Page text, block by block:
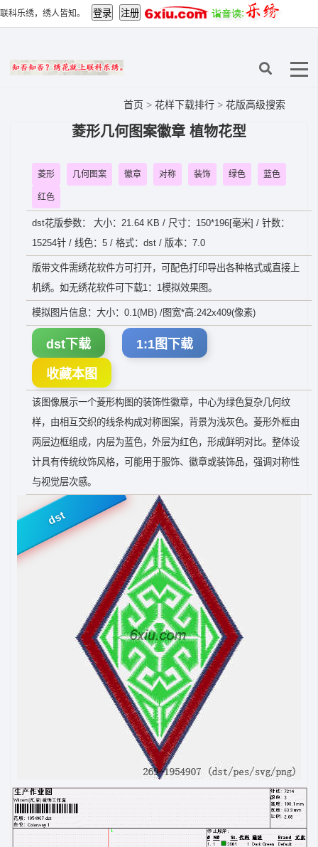
联科乐绣，绣人皆知。
首页 > 花样下载排行 > 花版高级搜索
菱形几何图案徽章 植物花型
菱形 几何图案 徽章 对称 装饰 绿色 蓝色
红色
dst花版参数： 大小：21.64 KB / 尺寸：150*196[毫米] / 针数：
15254针 / 线色：5 / 格式：dst / 版本：7.0
版带文件需绣花软件方可打开，可配色打印导出各种格式或直接上
机绣。如无绣花软件可下载1：1模拟效果图。
模拟图片信息：大小：0.1(MB) /图宽*高:242x409(像素)
dst下载 1:1图下载
收藏本图
该图像展示一个菱形构图的装饰性徽章，中心为绿色复杂几何纹
样，由相互交织的线条构成对称图案，背景为浅灰色。菱形外框由
两层边框组成，内层为蓝色，外层为红色，形成鲜明对比。整体设
计具有传统纹饰风格，可能用于服饰、徽章或装饰品，强调对称性
与视觉层次感。
dst